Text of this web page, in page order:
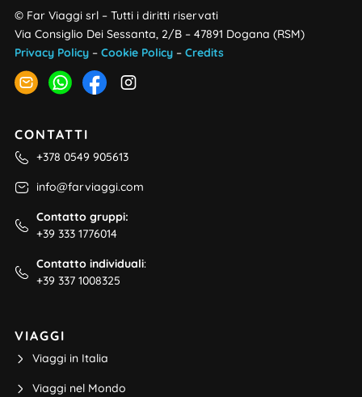
© Far Viaggi srl – Tutti i diritti riservati
Via Consiglio Dei Sessanta, 2/B – 47891 Dogana (RSM)
Privacy Policy– Cookie Policy – Credits
CONTATTI
+378 0549 905613
info@farviaggi.com
Contatto gruppi:
+39 333 1776014
Contatto individuali:
+39 337 1008325
VIAGGI
Viaggi in Italia
Viaggi nel Mondo